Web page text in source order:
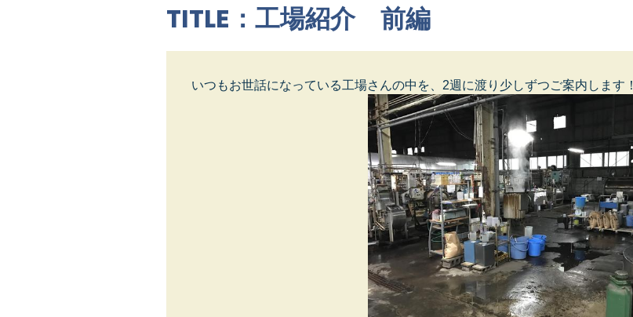
TITLE：工場紹介 前編
いつもお世話になっている工場さんの中を、2週に渡り少しずつご案内します！